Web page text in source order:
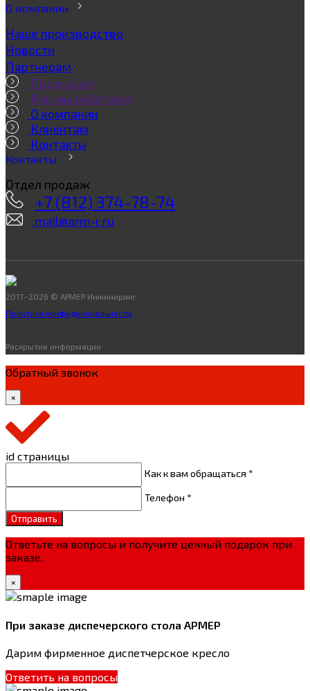
О компании
Наше производство
Новости
Партнерам
Продукция
Как мы работаем
О компании
Клиентам
Контакты
Контакты
Отдел продаж
+7 (812) 374-78-74
mail@arm-r.ru
2017–2026 © АРМЕР Инжиниринг
Политика конфиденциальности
Раскрытие информации
Обратный звонок
×
id страницы
Как к вам обращаться *
Телефон *
Отправить
Ответьте на вопросы и получите ценный подарок при
заказе.
×
При заказе диспечерского стола АРМЕР
Дарим фирменное диспетчерское кресло
Ответить на вопросы